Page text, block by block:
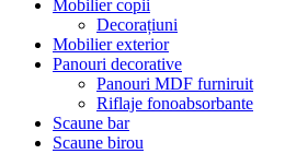
Mobilier copii
Decorațiuni
Mobilier exterior
Panouri decorative
Panouri MDF furniruit
Riflaje fonoabsorbante
Scaune bar
Scaune birou